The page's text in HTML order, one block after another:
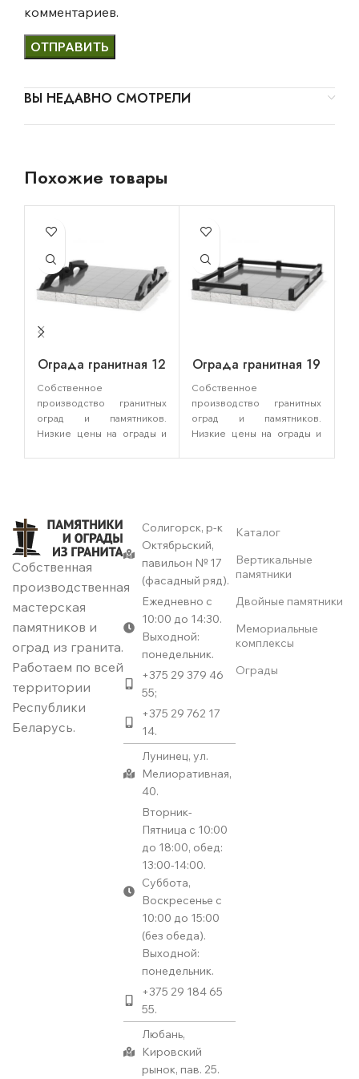
комментариев.
ВЫ НЕДАВНО СМОТРЕЛИ
Похожие товары
Ограда гранитная 12
Собственное
производство гранитных
оград и памятников.
Низкие цены на ограды и
оград. Благоустройство
могил в Слуцке,
Солигорске, Любане и
Лунинце. Выгодные цены
на памятники и ограды!
Тел.:+375 29 379 46 55.
Ограда гранитная 19
Собственное
производство гранитных
оград и памятников.
Низкие цены на ограды и
оград. Благоустройство
могил в Слуцке,
Солигорске, Любане и
Лунинце. Выгодные цены
на памятники и ограды!
Звоните!
Тел.: +375 29 379 46 55
Собственная
производственная
мастерская
памятников и
оград из гранита.
Работаем по всей
территории
Республики
Беларусь.
Солигорск, р-к
Октябрьский,
павильон № 17
(фасадный ряд).
Ежедневно с
10:00 до 14:30.
Выходной:
понедельник.
+375 29 379 46
55;
+375 29 762 17
14.
Лунинец, ул.
Мелиоративная,
40.
Вторник-
Пятница с 10:00
до 18:00, обед:
13:00-14:00.
Суббота,
Воскресенье с
10:00 до 15:00
(без обеда).
Выходной:
понедельник.
+375 29 184 65
55.
Любань,
Кировский
рынок, пав. 25.
Каталог
Вертикальные
памятники
Двойные памятники
Мемориальные
комплексы
Ограды